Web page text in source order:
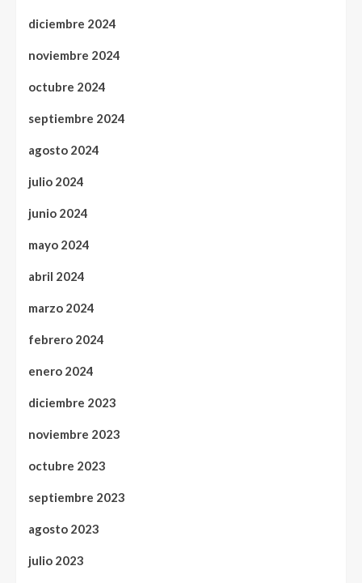
diciembre 2024
noviembre 2024
octubre 2024
septiembre 2024
agosto 2024
julio 2024
junio 2024
mayo 2024
abril 2024
marzo 2024
febrero 2024
enero 2024
diciembre 2023
noviembre 2023
octubre 2023
septiembre 2023
agosto 2023
julio 2023